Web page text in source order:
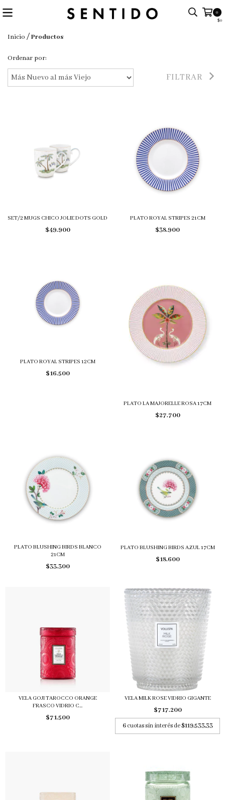
0
$0
Inicio /Productos
Ordenar por:
FILTRAR
SET/2 MUGS CHICO JOLIE DOTS GOLD
$49.900
PLATO ROYAL STRIPES 21CM
$38.900
PLATO ROYAL STRIPES 12CM
$16.500
PLATO LA MAJORELLE ROSA 17CM
$27.700
PLATO BLUSHING BIRDS BLANCO
21CM
$33.300
PLATO BLUSHING BIRDS AZUL 17CM
$18.600
VELA GOJI TAROCCO ORANGE
FRASCO VIDRIO C...
$71.500
VELA MILK ROSE VIDRIO GIGANTE
$717.200
6cuotas sin interés de$119.533,33